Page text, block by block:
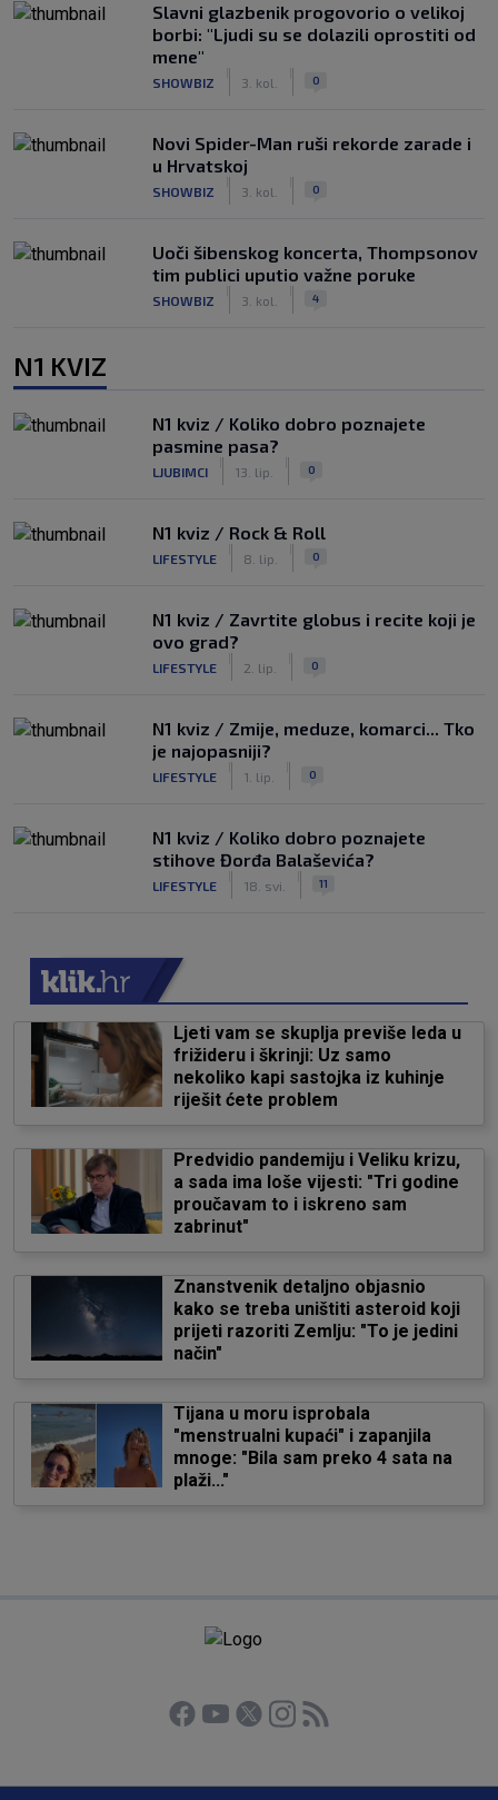
Slavni glazbenik progovorio o velikoj
borbi: "Ljudi su se dolazili oprostiti od
mene"
SHOWBIZ 3. kol. 0
Novi Spider-Man ruši rekorde zarade i
u Hrvatskoj
SHOWBIZ 3. kol. 0
Uoči šibenskog koncerta, Thompsonov
tim publici uputio važne poruke
SHOWBIZ 3. kol. 4
N1 KVIZ
N1 kviz / Koliko dobro poznajete
pasmine pasa?
LJUBIMCI 13. lip. 0
N1 kviz / Rock & Roll
LIFESTYLE 8. lip. 0
N1 kviz / Zavrtite globus i recite koji je
ovo grad?
LIFESTYLE 2. lip. 0
N1 kviz / Zmije, meduze, komarci... Tko
je najopasniji?
LIFESTYLE 1. lip. 0
N1 kviz / Koliko dobro poznajete
stihove Đorđa Balaševića?
LIFESTYLE 18. svi. 11
Ljeti vam se skuplja previše leda u
frižideru i škrinji: Uz samo
nekoliko kapi sastojka iz kuhinje
riješit ćete problem
Predvidio pandemiju i Veliku krizu,
a sada ima loše vijesti: "Tri godine
proučavam to i iskreno sam
zabrinut"
Znanstvenik detaljno objasnio
kako se treba uništiti asteroid koji
prijeti razoriti Zemlju: "To je jedini
način"
Tijana u moru isprobala
"menstrualni kupaći" i zapanjila
mnoge: "Bila sam preko 4 sata na
plaži..."